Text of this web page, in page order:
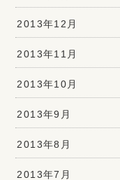
2013年12月
2013年11月
2013年10月
2013年9月
2013年8月
2013年7月